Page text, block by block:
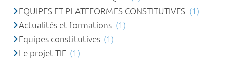
EQUIPES ET PLATEFORMES CONSTITUTIVES (1)
Actualités et formations (1)
Equipes constitutives (1)
Le projet TIE (1)